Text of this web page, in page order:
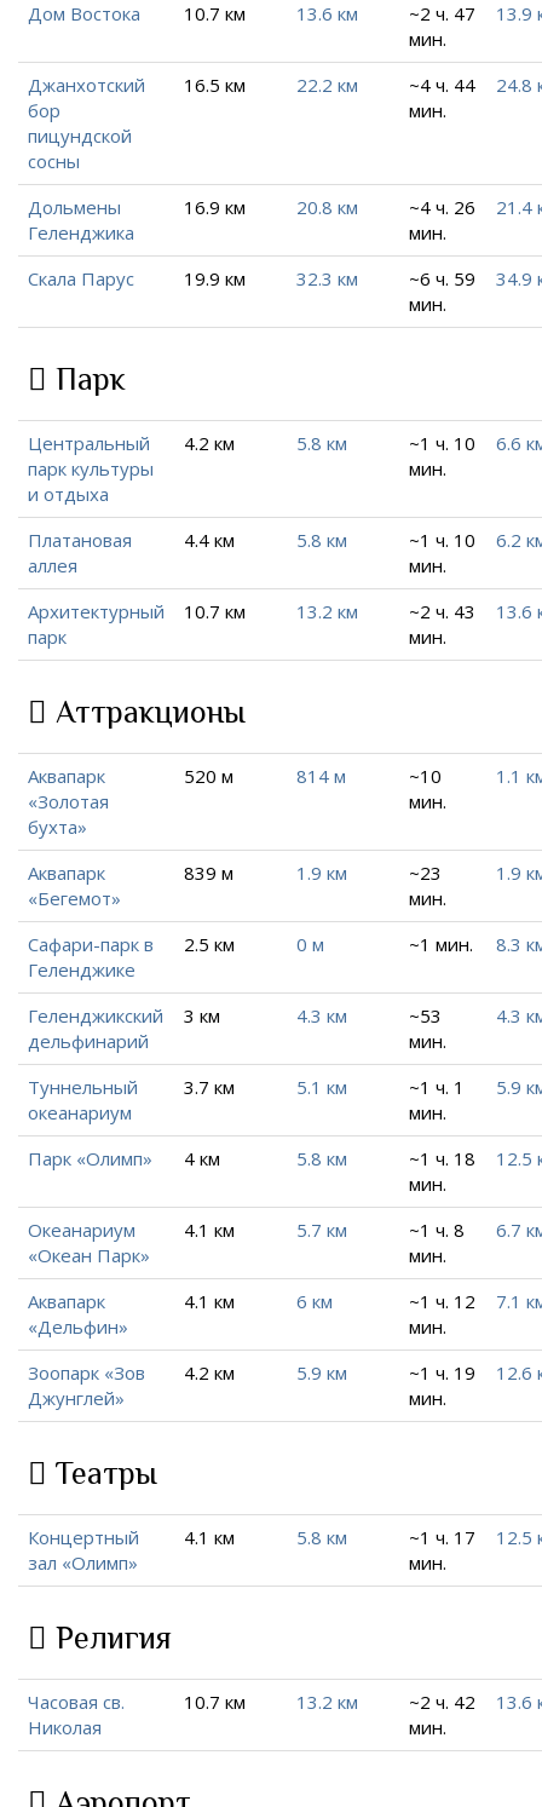
Дом Востока 10.7 км 13.6 км
~2 ч. 47
мин.
13.9
Джанхотский
бор
пицундской
сосны
16.5 км 22.2 км
~4 ч. 44
мин.
24.8
Дольмены
Геленджика
16.9 км 20.8 км
~4 ч. 26
мин.
21.4
Скала Парус 19.9 км 32.3 км
~6 ч. 59
мин.
34.9
Парк
Центральный
парк культуры
и отдыха
4.2 км 5.8 км
~1 ч. 10
мин.
6.6
Платановая
аллея
4.4 км 5.8 км
~1 ч. 10
мин.
6.2
Архитектурный
парк
10.7 км 13.2 км
~2 ч. 43
мин.
13.6
Аттракционы
Аквапарк
«Золотая
бухта»
520 м 814 м
~10
мин.
1.1
Аквапарк
«Бегемот»
839 м 1.9 км
~23
мин.
1.9
Сафари-парк в
Геленджике
2.5 км 0 м ~1 мин. 8.3
Геленджикский
дельфинарий
3 км 4.3 км
~53
мин.
4.3
Туннельный
океанариум
3.7 км 5.1 км
~1 ч. 1
мин.
5.9
Парк «Олимп» 4 км 5.8 км
~1 ч. 18
мин.
12.5
Океанариум
«Океан Парк»
4.1 км 5.7 км
~1 ч. 8
мин.
6.7
Аквапарк
«Дельфин»
4.1 км 6 км
~1 ч. 12
мин.
7.1
Зоопарк «Зов
Джунглей»
4.2 км 5.9 км
~1 ч. 19
мин.
12.6
Театры
Концертный
зал «Олимп»
4.1 км 5.8 км
~1 ч. 17
мин.
12.5
Религия
Часовая св.
Николая
10.7 км 13.2 км
~2 ч. 42
мин.
13.6